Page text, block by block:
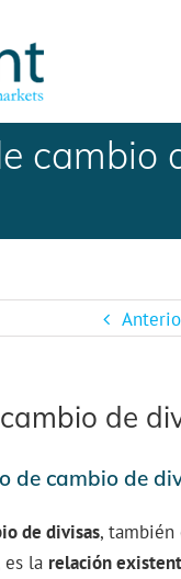
cambio
de
de cambio de
de divisas, también
es la relación